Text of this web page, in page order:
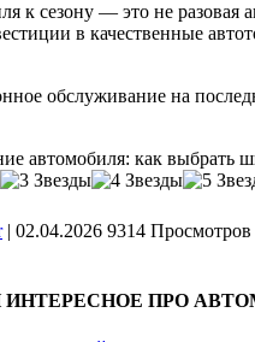
к сезону — это не
в качественные
обслуживание на
автомобиля: как
| 02.04.2026 9314 Просмотров
ПРО